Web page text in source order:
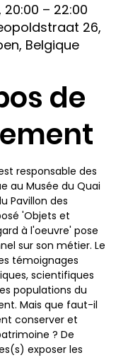
20:00 – 22:00
26,
Belgique
de
responsable des
au Musée du Quai
Pavillon des
'Objets et
à l'oeuvre' pose
sur son métier. Le
témoignages
scientifiques
populations du
Mais que faut-il
conserver et
? De
exposer les